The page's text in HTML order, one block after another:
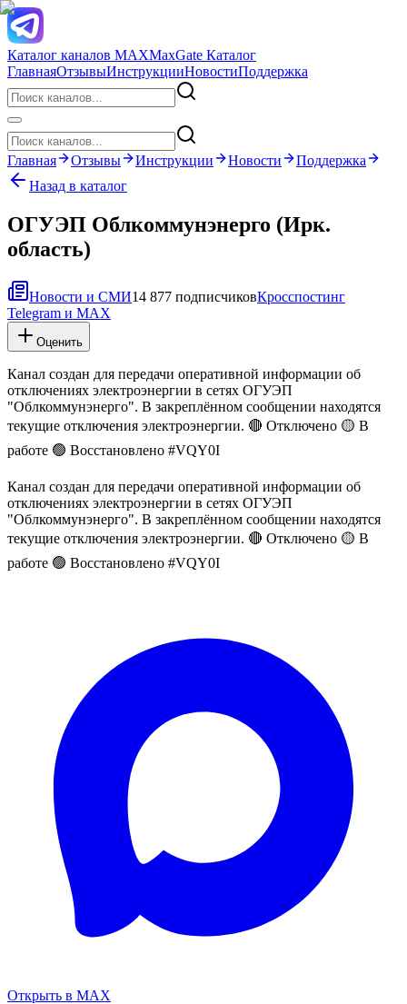
Каталог каналов MAXMaxGate Каталог
ГлавнаяОтзывыИнструкцииНовостиПоддержка
Главная Отзывы Инструкции Новости
Поддержка
Назад в каталог
ОГУЭП Облкоммунэнерго (Ирк.
область)
Новости и СМИ14 877 подписчиковКросспостинг
Telegram и MAX
Оценить
Канал создан для передачи оперативной информации об
отключениях электроэнергии в сетях ОГУЭП
"Облкоммунэнерго". В закреплённом сообщении находятся
текущие отключения электроэнергии. 🔴 Отключено 🟡 В
работе 🟢 Восстановлено #VQY0I
Канал создан для передачи оперативной информации об
отключениях электроэнергии в сетях ОГУЭП
"Облкоммунэнерго". В закреплённом сообщении находятся
текущие отключения электроэнергии. 🔴 Отключено 🟡 В
работе 🟢 Восстановлено #VQY0I
Открыть в MAX